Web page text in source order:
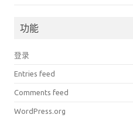
功能
登录
Entries feed
Comments feed
WordPress.org